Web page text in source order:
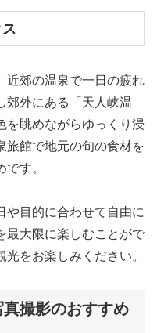
近郊の温泉で一日の疲れ
郊外にある「天人峡温
を眺めながらゆっくり浸
旅館で地元の旬の食材を
す。
や目的に合わせて自由に
最大限に楽しむことがで
をお楽しみください。
撮影のおすすめ